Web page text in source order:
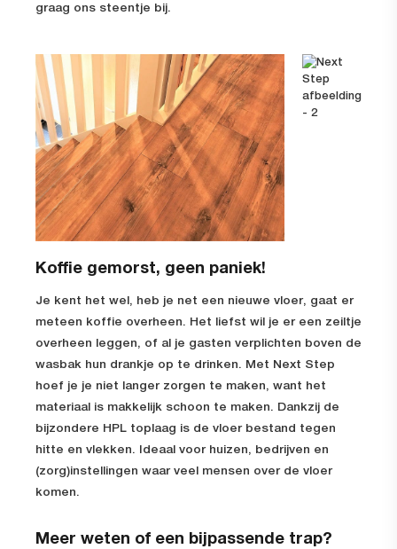
graag ons steentje bij.
Koffie gemorst, geen paniek!
Je kent het wel, heb je net een nieuwe vloer, gaat er
meteen koffie overheen. Het liefst wil je er een zeiltje
overheen leggen, of al je gasten verplichten boven de
wasbak hun drankje op te drinken. Met Next Step
hoef je je niet langer zorgen te maken, want het
materiaal is makkelijk schoon te maken. Dankzij de
bijzondere HPL toplaag is de vloer bestand tegen
hitte en vlekken. Ideaal voor huizen, bedrijven en
(zorg)instellingen waar veel mensen over de vloer
komen.
Meer weten of een bijpassende trap?